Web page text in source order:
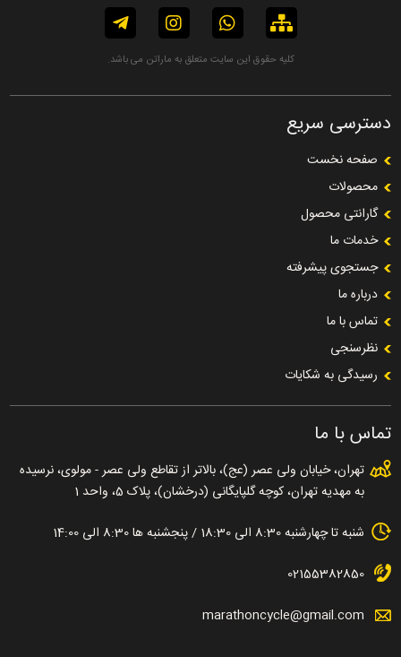
کلیه حقوق این سایت متعلق به ماراتن می باشد.
دسترسی سریع
صفحه نخست
محصولات
گارانتی محصول
خدمات ما
جستجوی پیشرفته
درباره ما
تماس با ما
نظرسنجی
رسیدگی به شکایات
تماس با ما
تهران، خیابان ولی عصر (عج)، بالاتر از تقاطع ولی عصر - مولوی، نرسیده
به مهدیه تهران، کوچه گلپایگانی (درخشان)، پلاک 5، واحد 1
شنبه تا چهارشنبه 8:30 الی 18:30 / پنجشنبه ها 8:30 الی 14:00
02155382850
marathoncycle@gmail.com